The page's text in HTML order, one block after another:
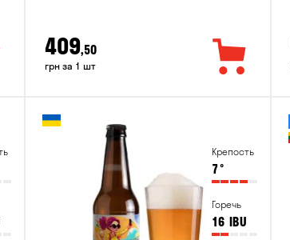
409,50
грн за 1 шт
Крепость
7°
Горечь
16 IBU